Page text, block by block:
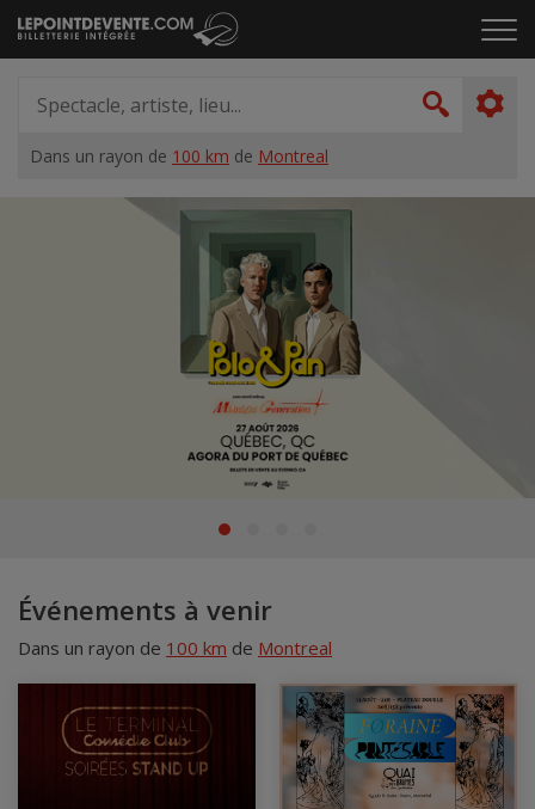
Passer
au
le
artiste,
lieu...
Dans un rayon de 100 km de Montreal
Suggestions
Événements à venir
Dans un rayon de 100 km de Montreal